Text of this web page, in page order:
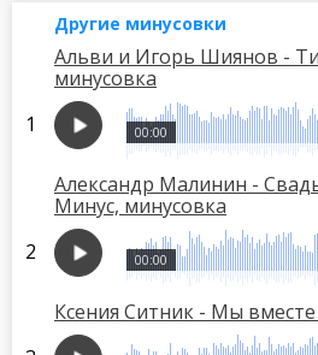
Другие минусовки
Альви и Игорь Шиянов -
минусовка
00:00
Александр Малинин -
Минус, минусовка
00:00
Ксения Ситник - Мы